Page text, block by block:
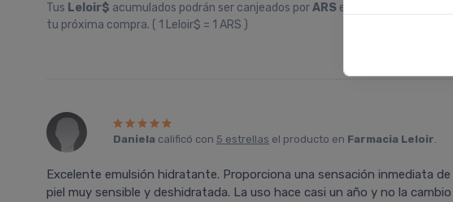
Tus Leloir$ acumulados podrán ser canjeados porARS en
tu próxima compra. ( 1 Leloir$ = 1 ARS )
Daniela calificó con 5 estrellas el producto en Farmacia Leloir.
Excelente emulsión hidratante. Proporciona una sensación inmediata
piel muy sensible y deshidratada. La uso hace casi un año y no la